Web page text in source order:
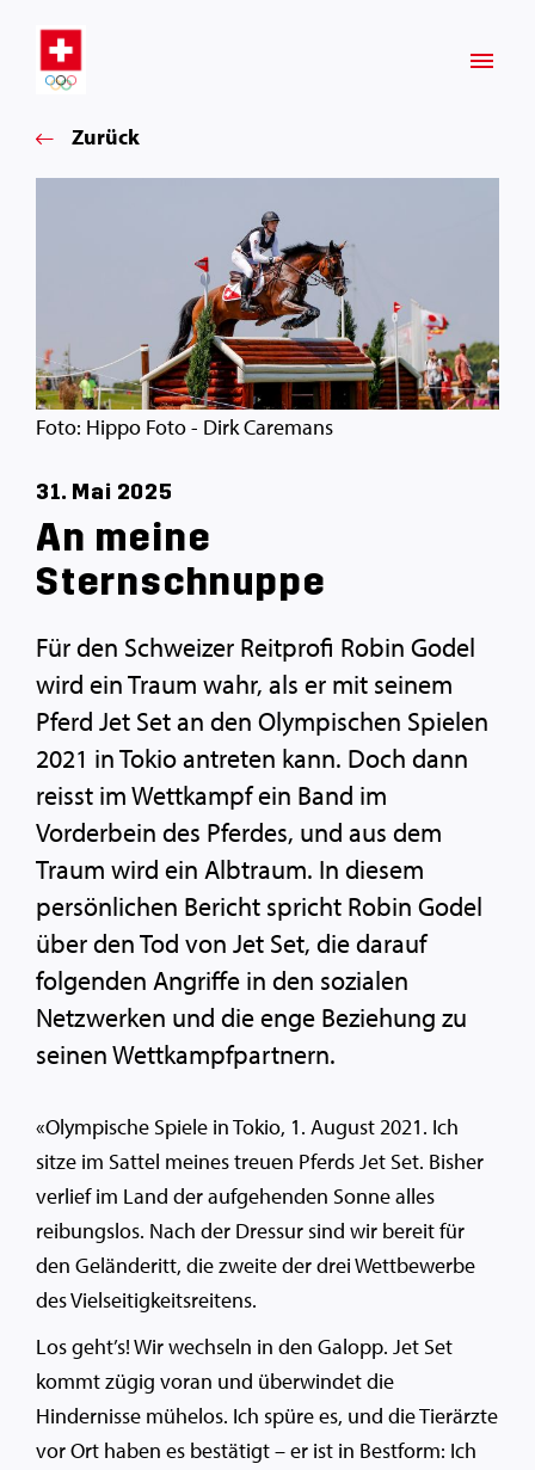
Zurück
Foto: Hippo Foto - Dirk Caremans
31. Mai 2025
An meine
Sternschnuppe
Für den Schweizer Reitprofi Robin Godel
wird ein Traum wahr, als er mit seinem
Pferd Jet Set an den Olympischen Spielen
2021 in Tokio antreten kann. Doch dann
reisst im Wettkampf ein Band im
Vorderbein des Pferdes, und aus dem
Traum wird ein Albtraum. In diesem
persönlichen Bericht spricht Robin Godel
über den Tod von Jet Set, die darauf
folgenden Angriffe in den sozialen
Netzwerken und die enge Beziehung zu
seinen Wettkampfpartnern.
«Olympische Spiele in Tokio, 1. August 2021. Ich
sitze im Sattel meines treuen Pferds Jet Set. Bisher
verlief im Land der aufgehenden Sonne alles
reibungslos. Nach der Dressur sind wir bereit für
den Geländeritt, die zweite der drei Wettbewerbe
des Vielseitigkeitsreitens.
Los geht’s! Wir wechseln in den Galopp. Jet Set
kommt zügig voran und überwindet die
Hindernisse mühelos. Ich spüre es, und die Tierärzte
vor Ort haben es bestätigt – er ist in Bestform: Ich